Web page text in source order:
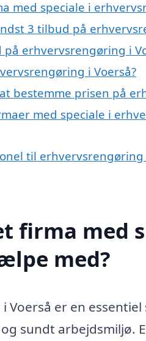
med speciale i
3 tilbud på
på erhvervsrengøring i
i Voerså?
bestemme prisen på
med speciale i
til
firma med
med?
Voerså er en
sundt arbejdsmiljø.